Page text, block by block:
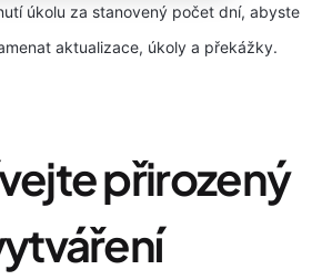
úkolu za stanovený počet dní, abyste
aktualizace, úkoly a překážky.
přirozený